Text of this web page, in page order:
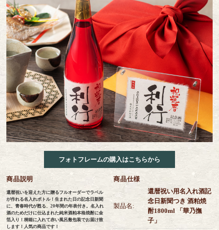
フォトフレームの購入はこちらから
商品説明
還暦祝いを迎えた方に贈るフルオーダーでラベル
が作れる名入れボトル！生まれた日の記念日新聞
に、青春時代が甦る、20年間の年表付き。名入れ
酒のためだけに仕込まれた純米酒粕本格焼酎に金
箔入り！桐箱に入れて赤い風呂敷包装でお届け致
します！人気の商品です！
商品仕様
製品名:
還暦祝い用名入れ酒記
念日新聞つき 酒粕焼
酎1800ml 「華乃撫
子」